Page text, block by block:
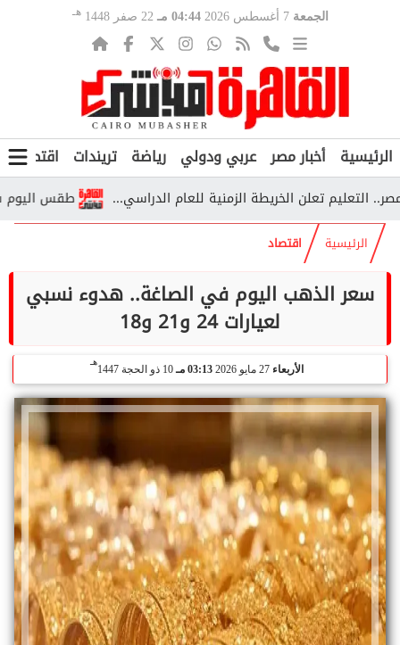
الجمعة 7 أغسطس 2026 04:44 مـ 22 صفر 1448 هـ
الرئيسية أخبار مصر عربي ودولي رياضة تريندات اقتصاد
طقس اليوم شديد
الرئيسية اقتصاد
سعر الذهب اليوم في الصاغة.. هدوء نسبي
لعيارات 24 و21 و18
الأربعاء 27 مايو 2026 03:13 مـ 10 ذو الحجة 1447
هـ